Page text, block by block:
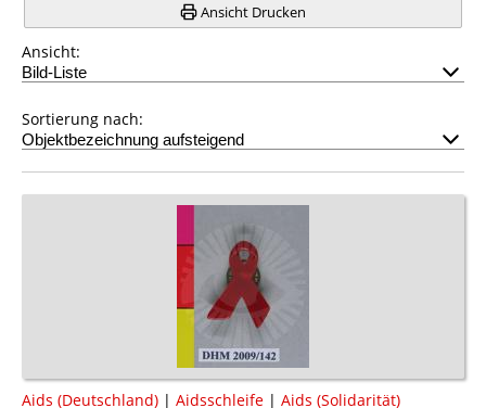
Ansicht Drucken
Ansicht:
Sortierung nach:
Aids (Deutschland) | Aidsschleife | Aids (Solidarität)